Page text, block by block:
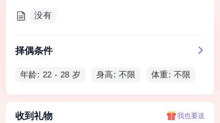
没有
择偶条件
年龄: 22 - 28 岁 身高: 不限 体重: 不限
收到礼物 我也要送